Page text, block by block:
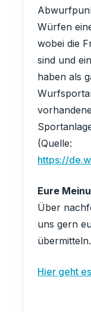
Würfen
wobei die
sind und
haben als
(Quelle:
https://
Eure
Über
uns gern
übermitteln.
Hier geht